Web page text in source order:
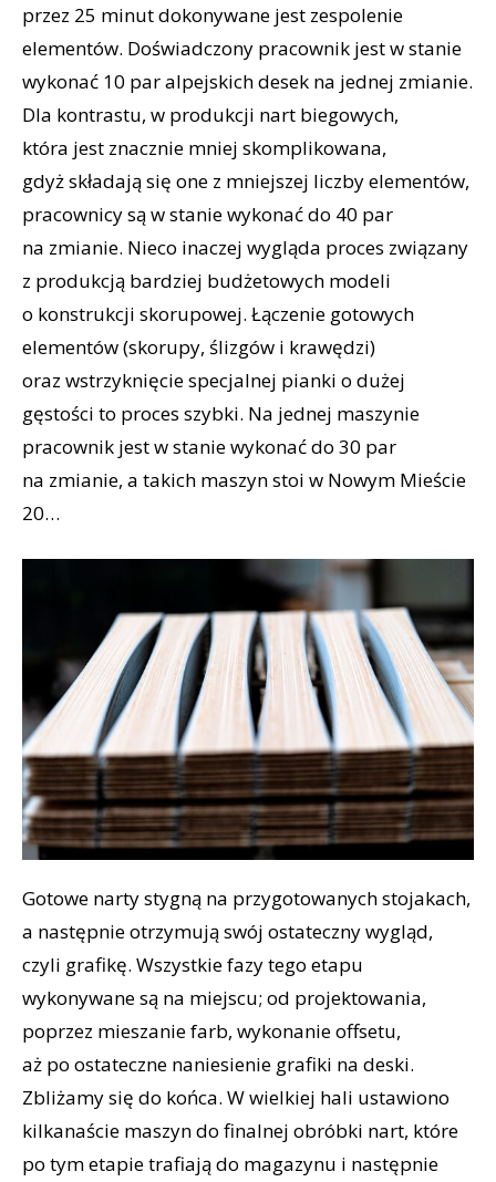
przez 25 minut dokonywane jest zespolenie
elementów. Doświadczony pracownik jest w stanie
wykonać 10 par alpejskich desek na jednej zmianie.
Dla kontrastu, w produkcji nart biegowych,
która jest znacznie mniej skomplikowana,
gdyż składają się one z mniejszej liczby elementów,
pracownicy są w stanie wykonać do 40 par
na zmianie. Nieco inaczej wygląda proces związany
z produkcją bardziej budżetowych modeli
o konstrukcji skorupowej. Łączenie gotowych
elementów (skorupy, ślizgów i krawędzi)
oraz wstrzyknięcie specjalnej pianki o dużej
gęstości to proces szybki. Na jednej maszynie
pracownik jest w stanie wykonać do 30 par
na zmianie, a takich maszyn stoi w Nowym Mieście
20…
Gotowe narty stygną na przygotowanych stojakach,
a następnie otrzymują swój ostateczny wygląd,
czyli grafikę. Wszystkie fazy tego etapu
wykonywane są na miejscu; od projektowania,
poprzez mieszanie farb, wykonanie offsetu,
aż po ostateczne naniesienie grafiki na deski.
Zbliżamy się do końca. W wielkiej hali ustawiono
kilkanaście maszyn do finalnej obróbki nart, które
po tym etapie trafiają do magazynu i następnie